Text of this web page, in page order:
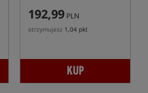
192,99 PLN
otrzymujesz 1,04 pkt
KUP